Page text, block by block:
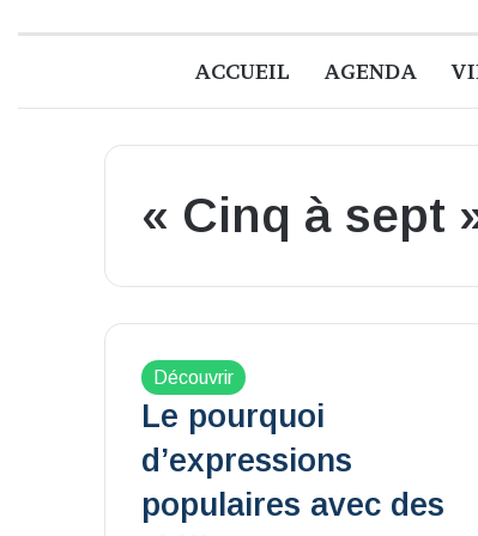
ACCUEIL AGENDA
« Cinq à sept
Découvrir
Le pourquoi
d’expressions
populaires avec des